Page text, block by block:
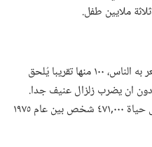
ملايين طفل.‏
كل سنة،‏ يحدث حوالي ٠٠٠‏,٥٠ زلزال يشعر به الناس،‏ ١٠٠ منها تقريبا يُلحق
دون ان يضرب زلزال عنيف جدا.‏
وبحسب احد التقديرات،‏ حصدت الزلازل حياة ٠٠٠‏,٤٧١ شخص بين عام ١٩٧٥